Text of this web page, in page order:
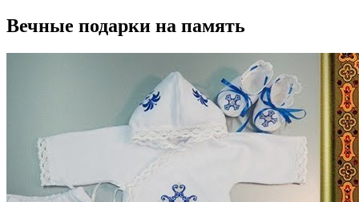
Вечные подарки на память